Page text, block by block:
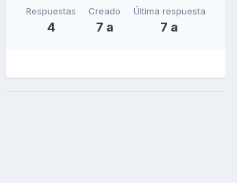
Respuestas
4
Creado
7 a
Última respuesta
7 a